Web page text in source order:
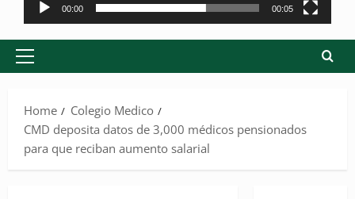
vídeo
00:00 00:05
Primary
Home
Colegio Medico
CMD deposita datos de 3,000 médicos pensionados
para que reciban aumento salarial